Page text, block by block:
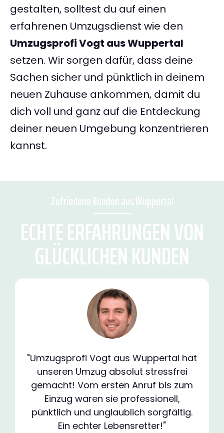
gestalten, solltest du auf einen
erfahrenen Umzugsdienst wie den
Umzugsprofi Vogt aus Wuppertal
setzen. Wir sorgen dafür, dass deine
Sachen sicher und pünktlich in deinem
neuen Zuhause ankommen, damit du
dich voll und ganz auf die Entdeckung
deiner neuen Umgebung konzentrieren
kannst.
Zufriedene Kunden aus Wuppertal
ECHTE ERFAHRUNGEN VON
GLÜCKLICHEN KUNDEN
"Umzugsprofi Vogt aus Wuppertal hat
unseren Umzug absolut stressfrei
gemacht! Vom ersten Anruf bis zum
Einzug waren sie professionell,
pünktlich und unglaublich sorgfältig.
Ein echter Lebensretter!"